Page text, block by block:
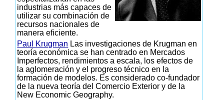
industrias más capaces de
utilizar su combinación de
recursos nacionales de
manera eficiente.
Paul Krugman Las investigaciones de Krugman en
teoría económica se han centrado en Mercados
Imperfectos, rendimientos a escala, los efectos de
la aglomeración y el progreso técnico en la
formación de modelos. Es considerado co-fundador
de la nueva teoría del Comercio Exterior y de la
New Economic Geography.